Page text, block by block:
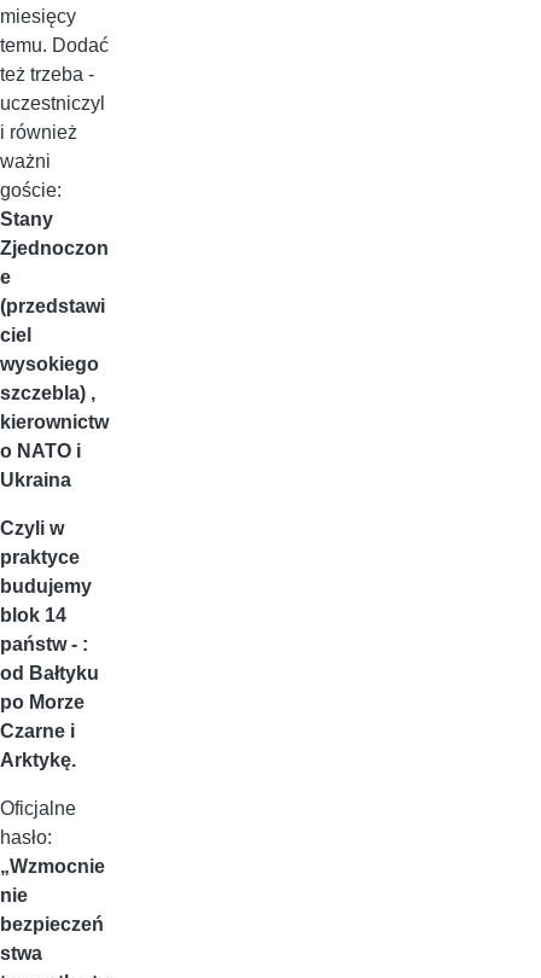
miesięcy
temu. Dodać
też trzeba -
uczestniczyl
i również
ważni
goście:
Stany
Zjednoczon
e
(przedstawi
ciel
wysokiego
szczebla) ,
kierownictw
o NATO i
Ukraina
Czyli w
praktyce
budujemy
blok 14
państw - :
od Bałtyku
po Morze
Czarne i
Arktykę.
Oficjalne
hasło:
„Wzmocnie
nie
bezpieczeń
stwa